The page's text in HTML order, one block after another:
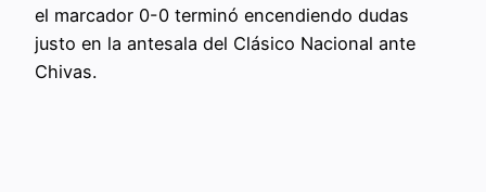
el marcador 0-0 terminó encendiendo dudas
justo en la antesala del Clásico Nacional ante
Chivas.